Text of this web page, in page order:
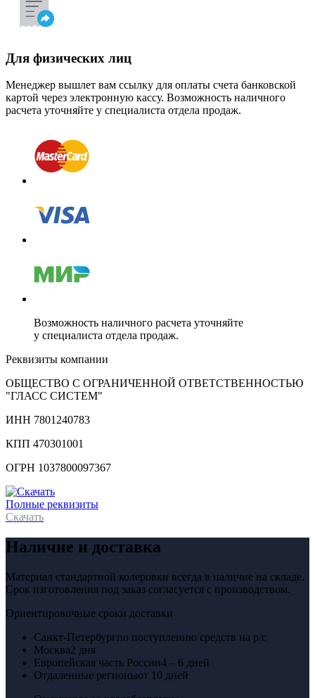
Для физических лиц
Менеджер вышлет вам ссылку для оплаты счета банковской
картой через электронную кассу. Возможность наличного
расчета уточняйте у специалиста отдела продаж.
Возможность наличного расчета уточняйте
у специалиста отдела продаж.
Реквизиты компании
ОБЩЕСТВО С ОГРАНИЧЕННОЙ ОТВЕТСТВЕННОСТЬЮ
"ГЛАСС СИСТЕМ"
ИНН 7801240783
КПП 470301001
ОГРН 1037800097367
Полные реквизиты
Скачать
Наличие и доставка
Материал стандартной колеровки всегда в наличие на складе.
Срок изготовления под заказ согласуется с производством.
Ориентировочные сроки доставки
Санкт-Петербургпо поступлению средств на р/с
Москва2 дня
Европейская часть России4 – 6 дней
Отдаленные регионыот 10 дней